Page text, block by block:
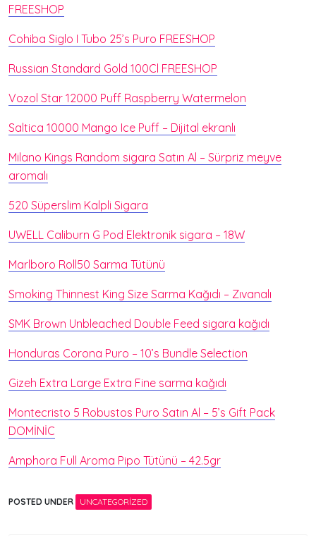
FREESHOP
Cohiba Siglo I Tubo 25’s Puro FREESHOP
Russian Standard Gold 100Cl FREESHOP
Vozol Star 12000 Puff Raspberry Watermelon
Saltica 10000 Mango Ice Puff – Dijital ekranlı
Milano Kings Random sigara Satın Al – Sürpriz meyve
aromalı
520 Süperslim Kalpli Sigara
UWELL Caliburn G Pod Elektronik sigara – 18W
Marlboro Roll50 Sarma Tütünü
Smoking Thinnest King Size Sarma Kağıdı – Zıvanalı
SMK Brown Unbleached Double Feed sigara kağıdı
Honduras Corona Puro – 10’s Bundle Selection
Gizeh Extra Large Extra Fine sarma kağıdı
Montecristo 5 Robustos Puro Satın Al – 5’s Gift Pack
DOMİNİC
Amphora Full Aroma Pipo Tütünü – 42.5gr
POSTED UNDER UNCATEGORIZED